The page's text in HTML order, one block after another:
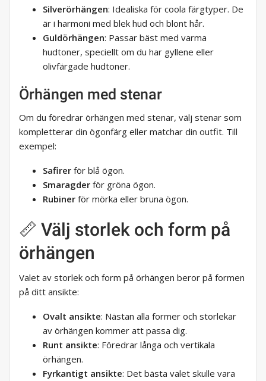
Silverörhängen: Idealiska för coola färgtyper. De
är i harmoni med blek hud och blont hår.
Guldörhängen: Passar bäst med varma
hudtoner, speciellt om du har gyllene eller
olivfärgade hudtoner.
Örhängen med stenar
Om du föredrar örhängen med stenar, välj stenar som
kompletterar din ögonfärg eller matchar din outfit. Till
exempel:
Safirer för blå ögon.
Smaragder för gröna ögon.
Rubiner för mörka eller bruna ögon.
📏 Välj storlek och form på
örhängen
Valet av storlek och form på örhängen beror på formen
på ditt ansikte:
Ovalt ansikte: Nästan alla former och storlekar
av örhängen kommer att passa dig.
Runt ansikte: Föredrar långa och vertikala
örhängen.
Fyrkantigt ansikte: Det bästa valet skulle vara